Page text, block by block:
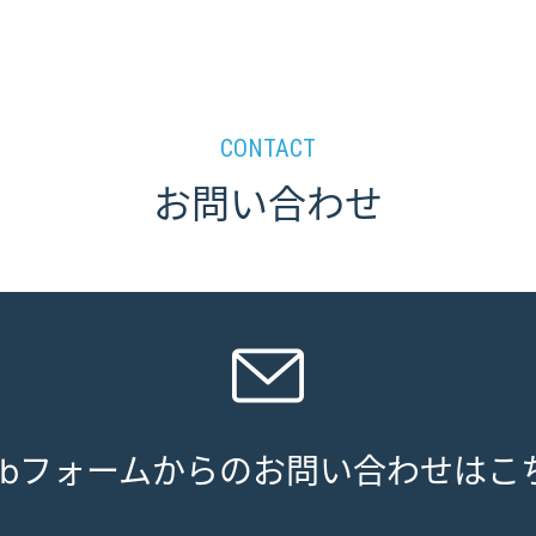
CONTACT
お問い合わせ
フォームからのお問い合わせはこ